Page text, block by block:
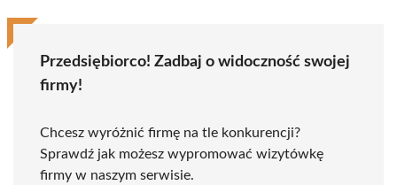
Przedsiębiorco! Zadbaj o widoczność swojej
firmy!
Chcesz wyróżnić firmę na tle konkurencji?
Sprawdź jak możesz wypromować wizytówkę
firmy w naszym serwisie.